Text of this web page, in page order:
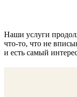
Наши услуги
что-то, что не
и есть самый